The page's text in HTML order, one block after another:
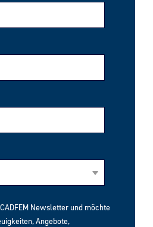
Newsletter und möchte
Angebote,